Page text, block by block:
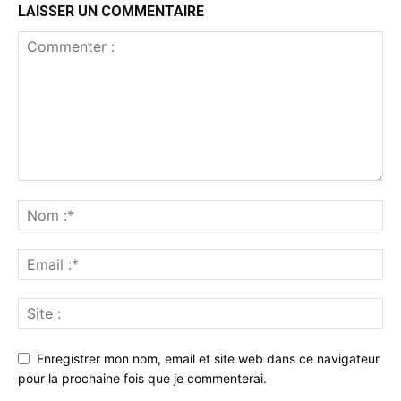
LAISSER UN COMMENTAIRE
Enregistrer mon nom, email et site web dans ce navigateur
pour la prochaine fois que je commenterai.